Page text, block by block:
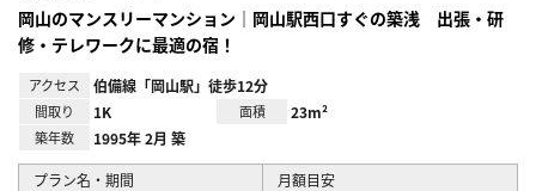
岡山のマンスリーマンション｜岡山駅西口すぐの築浅 出張・研
修・テレワークに最適の宿！
アクセス 伯備線「岡山駅」徒歩12分
間取り 1K 面積 23m²
築年数 1995年 2月 築
プラン名・期間 月額目安